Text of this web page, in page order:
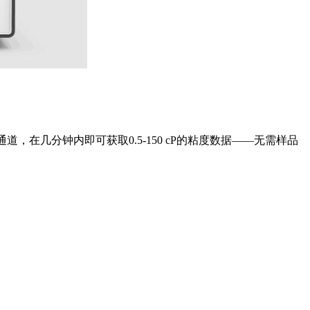
道，在几分钟内即可获取0.5-150 cP的粘度数据——无需样品